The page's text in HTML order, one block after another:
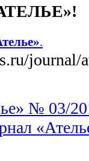
.
journal/
№ 03/